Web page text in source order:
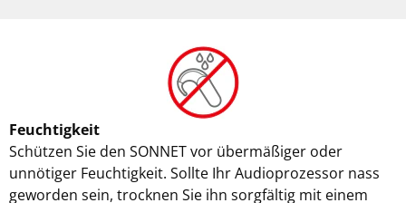
Feuchtigkeit
Schützen Sie den SONNET vor übermäßiger oder
unnötiger Feuchtigkeit. Sollte Ihr Audioprozessor nass
geworden sein, trocknen Sie ihn sorgfältig mit einem